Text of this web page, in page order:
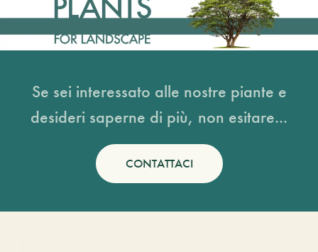
Se sei interessato alle nostre piante e
desideri saperne di più, non esitare...
CONTATTACI